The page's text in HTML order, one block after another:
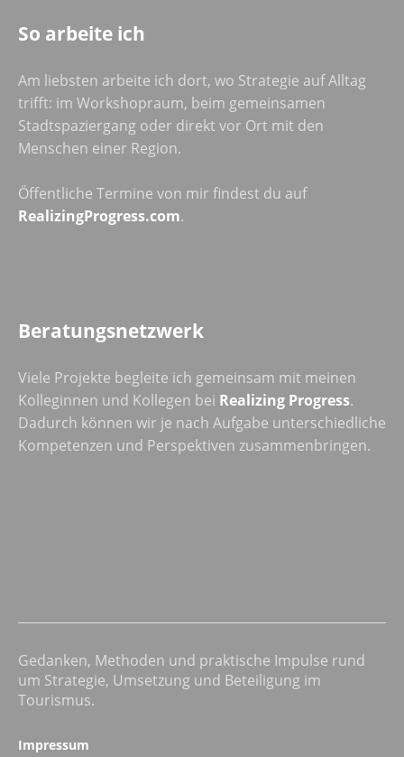
So arbeite ich
Am liebsten arbeite ich dort, wo Strategie auf Alltag
trifft: im Workshopraum, beim gemeinsamen
Stadtspaziergang oder direkt vor Ort mit den
Menschen einer Region.
Öffentliche Termine von mir findest du auf
RealizingProgress.com.
Beratungsnetzwerk
Viele Projekte begleite ich gemeinsam mit meinen
Kolleginnen und Kollegen bei Realizing Progress.
Dadurch können wir je nach Aufgabe unterschiedliche
Kompetenzen und Perspektiven zusammenbringen.
Gedanken, Methoden und praktische Impulse rund
um Strategie, Umsetzung und Beteiligung im
Tourismus.
Impressum